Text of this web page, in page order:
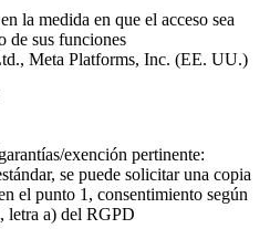
la medida en que el acceso sea
de sus funciones
Meta Platforms, Inc. (EE. UU.)
exención pertinente:
se puede solicitar una copia
el punto 1, consentimiento según
letra a) del RGPD